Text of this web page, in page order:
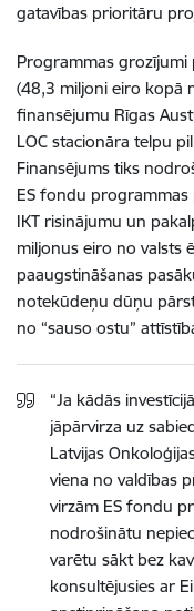
gatavības prioritāru
Programmas
(48,3 miljoni eiro kopā
finansējumu Rīgas
LOC stacionāra telpu
Finansējums tiks
ES fondu
IKT risinājumu un
miljonus eiro no valsts
paaugstināšanas
notekūdeņu dūņu
no “sauso ostu”
“Ja kādās
jāpārvirza uz
Latvijas
viena no valdības
virzām ES fondu
nodrošinātu
varētu sākt bez
konsultējusies ar